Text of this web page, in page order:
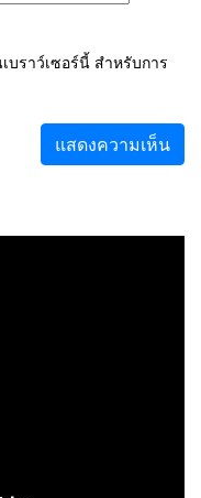
ราว์เซอร์นี้ สำหรับการ